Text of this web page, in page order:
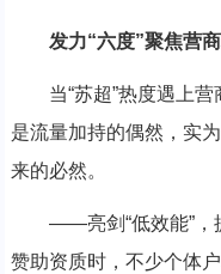
发力“六度”聚焦营
当“苏超”热度遇上营
是流量加持的偶然，实
来的必然。
——亮剑“低效能”，提
赞助资质时，不少个体